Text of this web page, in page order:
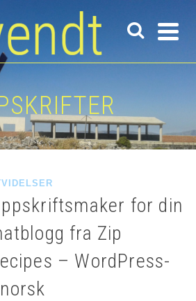
for din
fra Zip
– WordPress-